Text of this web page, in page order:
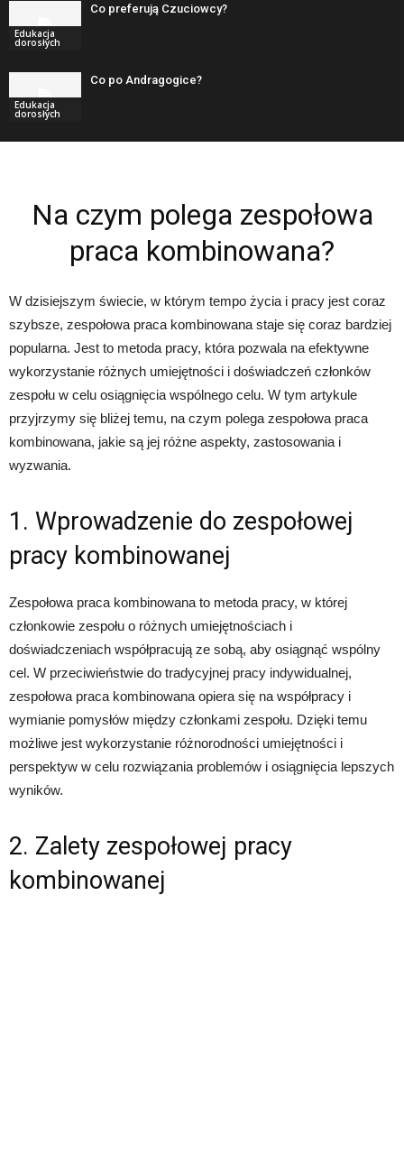
Edukacja
dorosłych
Co preferują Czuciowcy?
Edukacja
dorosłych
Co po Andragogice?
Na czym polega zespołowa
praca kombinowana?
W dzisiejszym świecie, w którym tempo życia i pracy jest coraz
szybsze, zespołowa praca kombinowana staje się coraz bardziej
popularna. Jest to metoda pracy, która pozwala na efektywne
wykorzystanie różnych umiejętności i doświadczeń członków
zespołu w celu osiągnięcia wspólnego celu. W tym artykule
przyjrzymy się bliżej temu, na czym polega zespołowa praca
kombinowana, jakie są jej różne aspekty, zastosowania i
wyzwania.
1. Wprowadzenie do zespołowej
pracy kombinowanej
Zespołowa praca kombinowana to metoda pracy, w której
członkowie zespołu o różnych umiejętnościach i
doświadczeniach współpracują ze sobą, aby osiągnąć wspólny
cel. W przeciwieństwie do tradycyjnej pracy indywidualnej,
zespołowa praca kombinowana opiera się na współpracy i
wymianie pomysłów między członkami zespołu. Dzięki temu
możliwe jest wykorzystanie różnorodności umiejętności i
perspektyw w celu rozwiązania problemów i osiągnięcia lepszych
wyników.
2. Zalety zespołowej pracy
kombinowanej